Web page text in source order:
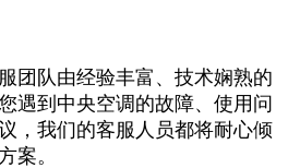
团队由经验丰富、技术娴熟的
遇到中央空调的故障、使用问
，我们的客服人员都将耐心倾
案。